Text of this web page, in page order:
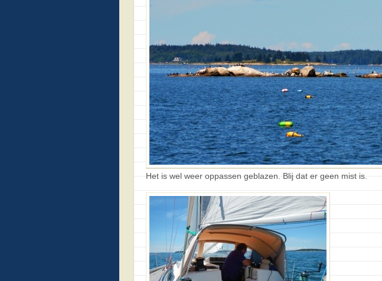
Het is wel weer oppassen geblazen. Blij dat er geen mist is.